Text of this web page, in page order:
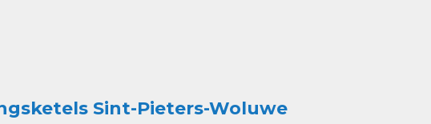
Sint-Pieters-Woluwe